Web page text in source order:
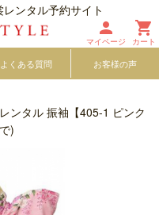
ンタル予約サイト

マイページ

カート
よくある質問 お客様の声
ンタル 振袖【405-1 ピンク
)